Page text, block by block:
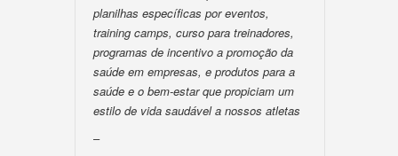
planilhas específicas por eventos,
training camps, curso para treinadores,
programas de incentivo a promoção da
saúde em empresas, e produtos para a
saúde e o bem-estar que propiciam um
estilo de vida saudável a nossos atletas
–